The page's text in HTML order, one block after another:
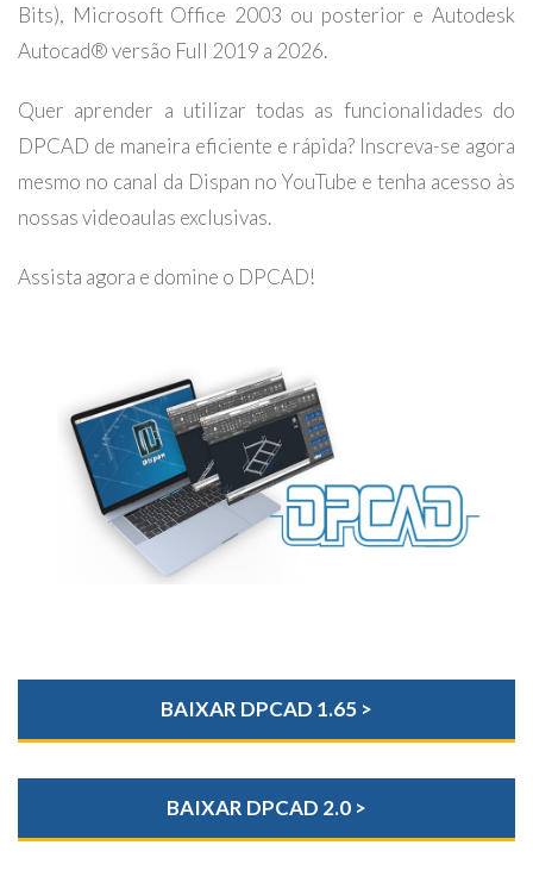
Bits), Microsoft Office 2003 ou posterior e Autodesk
Autocad® versão Full 2019 a 2026.
Quer aprender a utilizar todas as funcionalidades do
DPCAD de maneira eficiente e rápida? Inscreva-se agora
mesmo no canal da Dispan no YouTube e tenha acesso às
nossas videoaulas exclusivas.
Assista agora e domine o DPCAD!
BAIXAR DPCAD 1.65 >
BAIXAR DPCAD 2.0 >